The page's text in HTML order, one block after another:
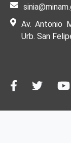
Av. Antonio
Urb. San